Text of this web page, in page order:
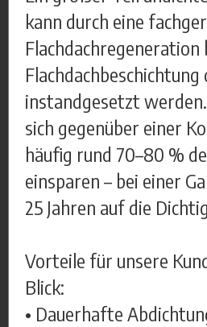
kann durch eine
Flachdachregeneration
instandgesetzt
sich gegenüber einer
häufig rund 70–80 %
einsparen – bei einer
25 Jahren auf die
Vorteile für unsere
Blick:
• Dauerhafte